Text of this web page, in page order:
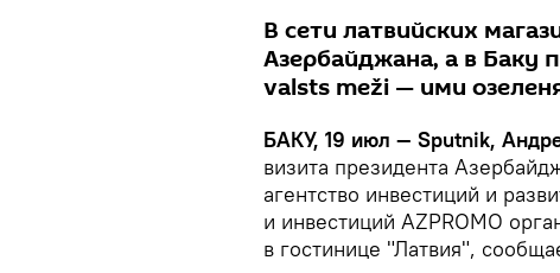
В сети латвийских
Азербайджана, а в Баку
valsts meži — ими
БАКУ, 19 июл — Sputnik,
визита президента
агентство инвестиций и
и инвестиций AZPROMO
в гостинице "Латвия",